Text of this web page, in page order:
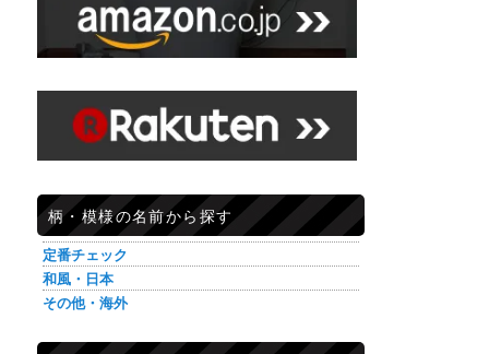
柄・模様の名前から探す
定番チェック
和風・日本
その他・海外